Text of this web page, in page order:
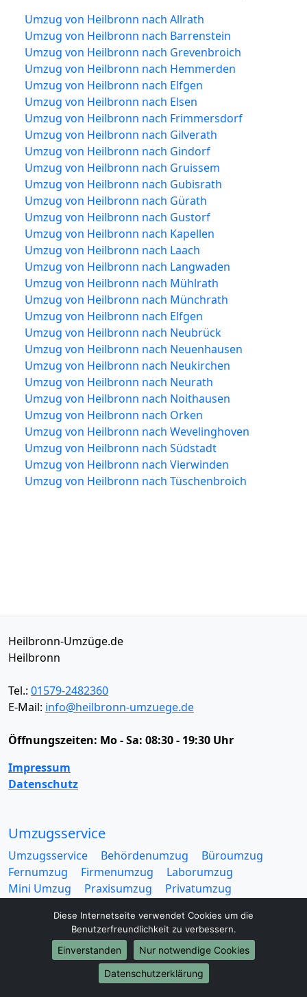
Umzug von Heilbronn nach Allrath
Umzug von Heilbronn nach Barrenstein
Umzug von Heilbronn nach Grevenbroich
Umzug von Heilbronn nach Hemmerden
Umzug von Heilbronn nach Elfgen
Umzug von Heilbronn nach Elsen
Umzug von Heilbronn nach Frimmersdorf
Umzug von Heilbronn nach Gilverath
Umzug von Heilbronn nach Gindorf
Umzug von Heilbronn nach Gruissem
Umzug von Heilbronn nach Gubisrath
Umzug von Heilbronn nach Gürath
Umzug von Heilbronn nach Gustorf
Umzug von Heilbronn nach Kapellen
Umzug von Heilbronn nach Laach
Umzug von Heilbronn nach Langwaden
Umzug von Heilbronn nach Mühlrath
Umzug von Heilbronn nach Münchrath
Umzug von Heilbronn nach Elfgen
Umzug von Heilbronn nach Neubrück
Umzug von Heilbronn nach Neuenhausen
Umzug von Heilbronn nach Neukirchen
Umzug von Heilbronn nach Neurath
Umzug von Heilbronn nach Noithausen
Umzug von Heilbronn nach Orken
Umzug von Heilbronn nach Wevelinghoven
Umzug von Heilbronn nach Südstadt
Umzug von Heilbronn nach Vierwinden
Umzug von Heilbronn nach Tüschenbroich
Heilbronn-Umzüge.de
Heilbronn
Tel.: 01579-2482360
E-Mail: info@heilbronn-umzuege.de
Öffnungszeiten: Mo - Sa: 08:30 - 19:30 Uhr
Impressum
Datenschutz
Umzugsservice
Umzugsservice Behördenumzug
Büroumzug
Fernumzug
Firmenumzug
Laborumzug
Mini Umzug
Praxisumzug
Privatumzug
Entrümpelung
Halteverbotszone
Klaviertransport
Möbellift
Haushaltsauflösung
Möbeltaxi
Möbelmitfahrzentrale
Umzugskartons
Diese Internetseite verwendet Cookies um die
Benutzerfreundlichkeit zu verbessern.
Einverstanden
Nur notwendige Cookies
Datenschutzerklärung